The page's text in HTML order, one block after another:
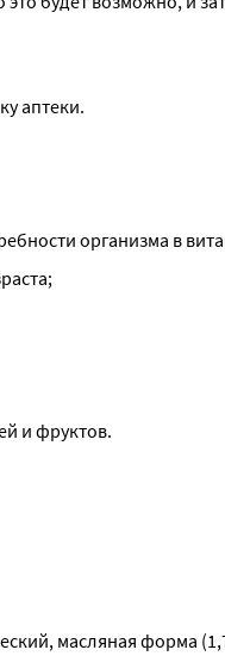
аптеки.
организма в
и фруктов.
масляная форма